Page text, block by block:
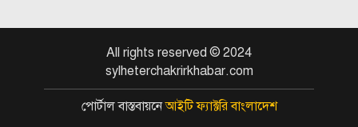
আইসিইউতে হাতকড়া পরে
ভাইরাল হওয়া আ’লীগ নেতার
All rights reserved © 2024
sylheterchakrirkhabar.com
পোর্টাল বাস্তবায়নেআইটি ফ্যাক্টরি বাংলাদেশ